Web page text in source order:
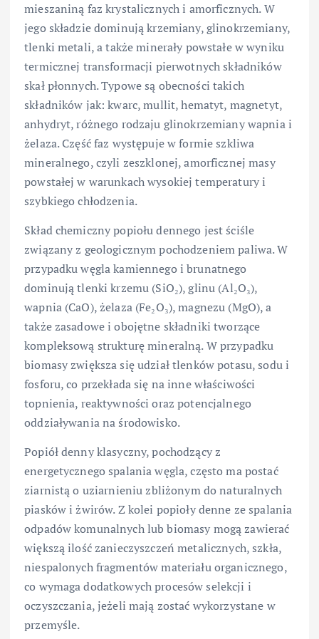
mieszaniną faz krystalicznych i amorficznych. W
jego składzie dominują krzemiany, glinokrzemiany,
tlenki metali, a także minerały powstałe w wyniku
termicznej transformacji pierwotnych składników
skał płonnych. Typowe są obecności takich
składników jak: kwarc, mullit, hematyt, magnetyt,
anhydryt, różnego rodzaju glinokrzemiany wapnia i
żelaza. Część faz występuje w formie szkliwa
mineralnego, czyli zeszklonej, amorficznej masy
powstałej w warunkach wysokiej temperatury i
szybkiego chłodzenia.
Skład chemiczny popiołu dennego jest ściśle
związany z geologicznym pochodzeniem paliwa. W
przypadku węgla kamiennego i brunatnego
dominują tlenki krzemu (SiO₂), glinu (Al₂O₃),
wapnia (CaO), żelaza (Fe₂O₃), magnezu (MgO), a
także zasadowe i obojętne składniki tworzące
kompleksową strukturę mineralną. W przypadku
biomasy zwiększa się udział tlenków potasu, sodu i
fosforu, co przekłada się na inne właściwości
topnienia, reaktywności oraz potencjalnego
oddziaływania na środowisko.
Popiół denny klasyczny, pochodzący z
energetycznego spalania węgla, często ma postać
ziarnistą o uziarnieniu zbliżonym do naturalnych
piasków i żwirów. Z kolei popioły denne ze spalania
odpadów komunalnych lub biomasy mogą zawierać
większą ilość zanieczyszczeń metalicznych, szkła,
niespalonych fragmentów materiału organicznego,
co wymaga dodatkowych procesów selekcji i
oczyszczania, jeżeli mają zostać wykorzystane w
przemyśle.